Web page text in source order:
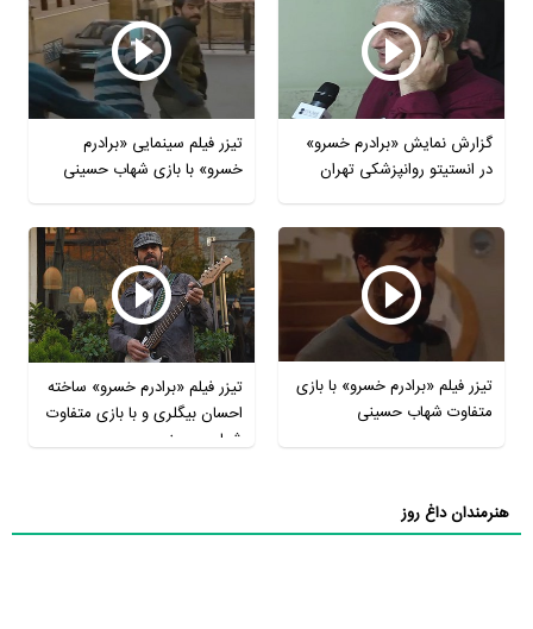
گزارش نمایش «برادرم خسرو»
در انستیتو روانپزشکی تهران
تیزر فیلم سینمایی «برادرم
خسرو» با بازی شهاب حسینی
تیزر فیلم «برادرم خسرو» با بازی
متفاوت شهاب حسینی
تیزر فیلم «برادرم خسرو» ساخته
احسان بیگلری و با بازی متفاوت
شهاب حسینی
هنرمندان داغ روز